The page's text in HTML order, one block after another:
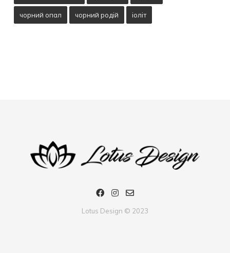
чорний опал чорний родій іоліт
Lotus Design © 2023